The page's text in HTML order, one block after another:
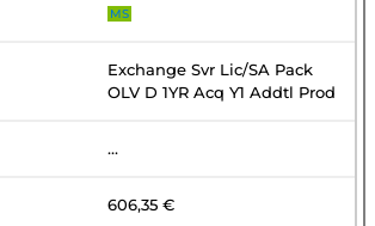
MS
Exchange Svr Lic/SA Pack
OLV D 1YR Acq Y1 Addtl Prod
...
606,35 €